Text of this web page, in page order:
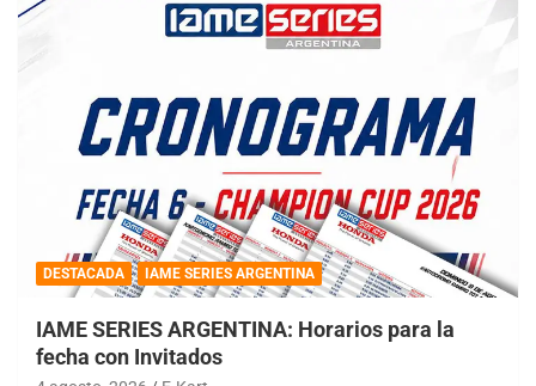
DESTACADA IAME SERIES ARGENTINA
IAME SERIES ARGENTINA: Horarios para la
fecha con Invitados